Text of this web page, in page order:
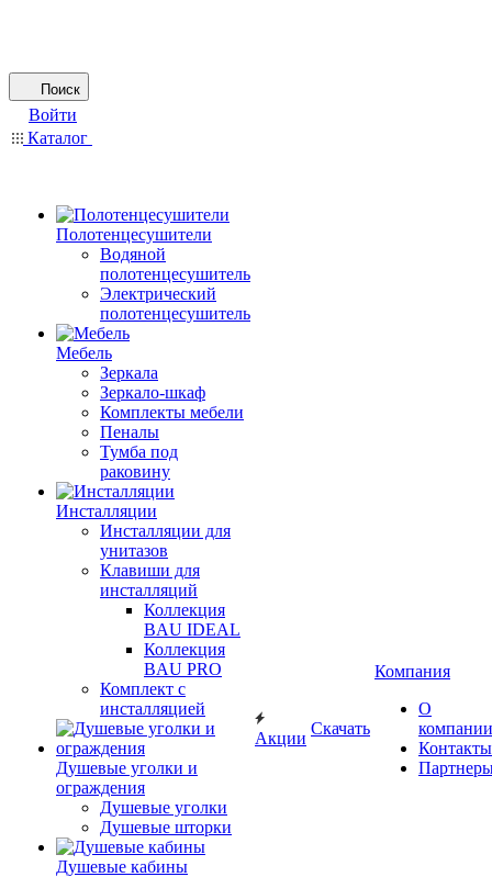
Поиск
Войти
Каталог
Полотенцесушители
Водяной
полотенцесушитель
Электрический
полотенцесушитель
Мебель
Зеркала
Зеркало-шкаф
Комплекты мебели
Пеналы
Тумба под
раковину
Инсталляции
Инсталляции для
унитазов
Клавиши для
инсталляций
Коллекция
BAU IDEAL
Коллекция
BAU PRO
Комплект с
инсталляцией
Душевые уголки и
ограждения
Душевые уголки
Душевые шторки
Душевые кабины
Акции
Скачать
Компания
О
компании
Контакты